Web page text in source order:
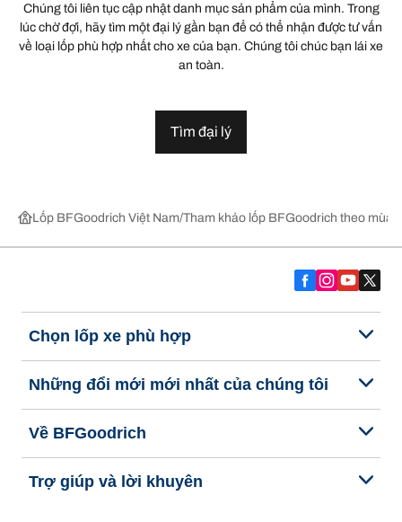
Chúng tôi liên tục cập nhật danh mục sản phẩm của mình. Trong
lúc chờ đợi, hãy tìm một đại lý gần bạn để có thể nhận được tư vấn
về loại lốp phù hợp nhất cho xe của bạn. Chúng tôi chúc bạn lái xe
an toàn.
Tìm đại lý
Lốp BFGoodrich Việt Nam Tham khảo lốp BFGoodrich theo
Chọn lốp xe phù hợp
Những đổi mới mới nhất của chúng tôi
Về BFGoodrich
Trợ giúp và lời khuyên